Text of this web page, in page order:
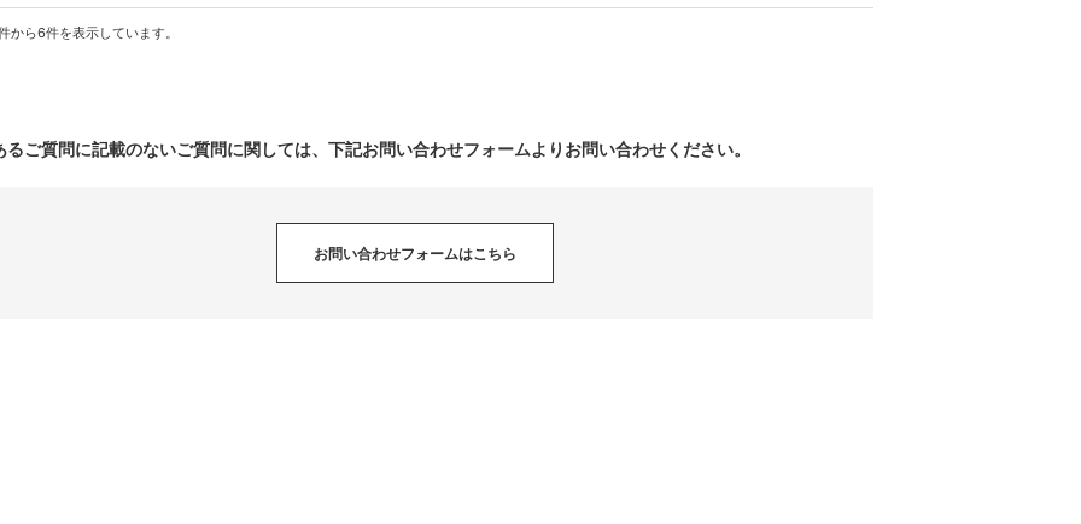
から6件を表示しています。
るご質問に記載のないご質問に関しては、下記お問い合わせフォームよりお問い合わせください。
お問い合わせフォームはこちら